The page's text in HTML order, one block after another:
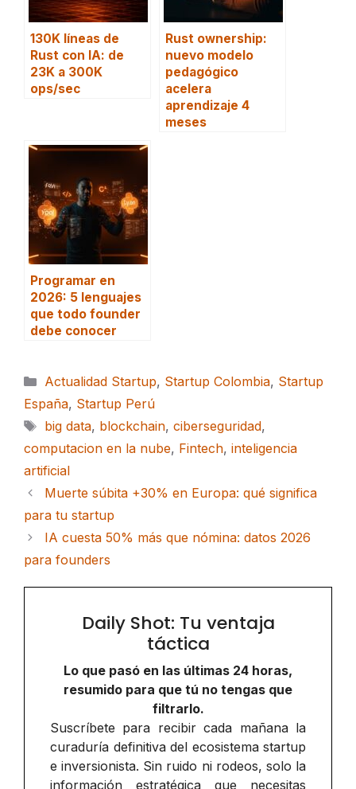
130K líneas de
Rust con IA: de
23K a 300K
ops/sec
Rust ownership:
nuevo modelo
pedagógico
acelera
aprendizaje 4
meses
Programar en
2026: 5 lenguajes
que todo founder
debe conocer
Categorías
Actualidad Startup, Startup Colombia, Startup
España, Startup Perú
Etiquetas
big data, blockchain, ciberseguridad,
computacion en la nube, Fintech, inteligencia
artificial
Muerte súbita +30% en Europa: qué significa
para tu startup
IA cuesta 50% más que nómina: datos 2026
para founders
Daily Shot: Tu ventaja
táctica
Lo que pasó en las últimas 24 horas,
resumido para que tú no tengas que
filtrarlo.
Suscríbete para recibir cada mañana la
curaduría definitiva del ecosistema startup
e inversionista. Sin ruido ni rodeos, solo la
información estratégica que necesitas